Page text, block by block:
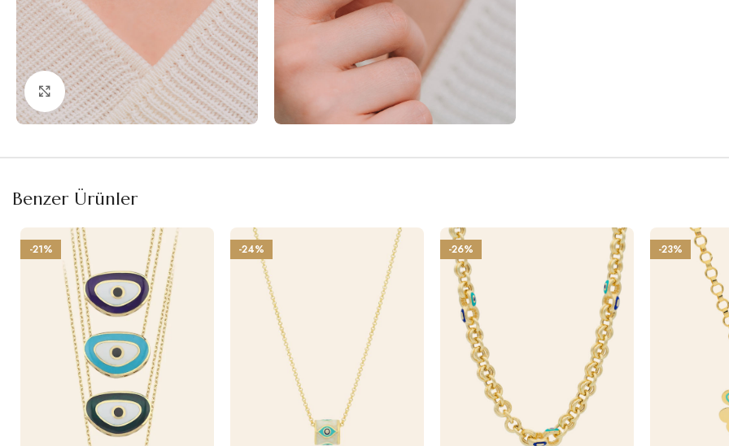
Büyütmek için tıklayın
Benzer Ürünler
-21% -24% -26% -23%